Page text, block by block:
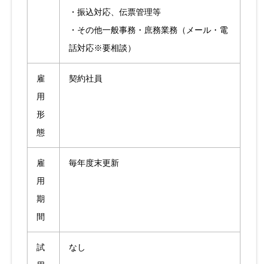
・振込対応、伝票管理等
・その他一般事務・庶務業務（メール・電
話対応※要相談）
雇
用
形
態
契約社員
雇
用
期
間
毎年度末更新
試
なし